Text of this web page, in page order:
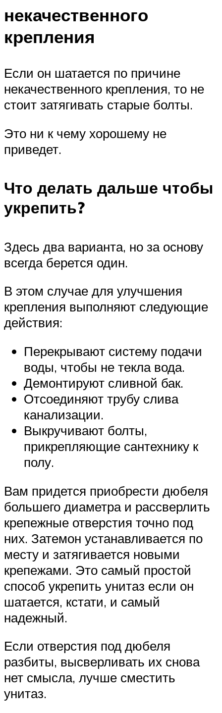
некачественного
крепления
Если он шатается по причине
некачественного крепления, то не
стоит затягивать старые болты.
Это ни к чему хорошему не
приведет.
Что делать дальше чтобы
укрепить?
Здесь два варианта, но за основу
всегда берется один.
В этом случае для улучшения
крепления выполняют следующие
действия:
Перекрывают систему подачи
воды, чтобы не текла вода.
Демонтируют сливной бак.
Отсоединяют трубу слива
канализации.
Выкручивают болты,
прикрепляющие сантехнику к
полу.
Вам придется приобрести дюбеля
большего диаметра и рассверлить
крепежные отверстия точно под
них. Затемон устанавливается по
месту и затягивается новыми
крепежами. Это самый простой
способ укрепить унитаз если он
шатается, кстати, и самый
надежный.
Если отверстия под дюбеля
разбиты, высверливать их снова
нет смысла, лучше сместить
унитаз.